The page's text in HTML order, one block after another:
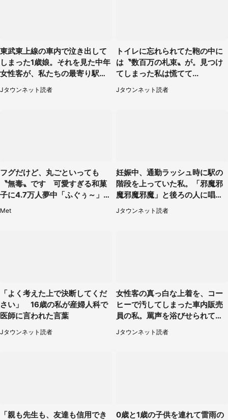
東武東上線の車内で泣き出して
しまった1歳娘。それを見た中年
女性客が、私たちの最寄り駅ま
でずっと（埼玉県・30代女性）
Jタウンネット読者
トイレに忘れられてた鞄の中に
は〝数百万の札束〟が。見つけ
てしまった私は慌てて...
Jタウンネット読者
フグだけど、丸ごといっても
〝無毒〟です 可愛すぎる和菓
子に4.7万人夢中「ふぐぅ～」
「職人の技ですね」
Met
妊娠中、通勤ラッシュ時に駅の
階段を上っていた私。「邪魔邪
魔邪魔邪魔」と後ろの人に唱え
られて（神奈川県・30代女性）
Jタウンネット読者
「よく考えた上で決断してくだ
さい」 16歳の私が産婦人科で
医師に言われた言葉
Jタウンネット読者
女性客の真っ白な上着を、コー
ヒーで汚してしまった車内販売
員の私。罵声を浴びせられても
当然の場面で言われたのは（神
奈川県・60代男性）
Jタウンネット読者
「親も先生も、友達も信用でき
0歳と1歳の子供を連れて雷雨の